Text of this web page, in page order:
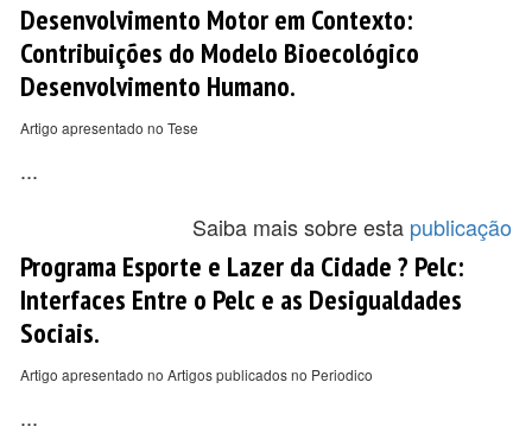
Desenvolvimento Motor em Contexto:
Contribuições do Modelo Bioecológico
Desenvolvimento Humano.
Artigo apresentado no Tese
...
Saiba mais sobre esta publicação
Programa Esporte e Lazer da Cidade ? Pelc:
Interfaces Entre o Pelc e as Desigualdades
Sociais.
Artigo apresentado no Artigos publicados no Periodico
...